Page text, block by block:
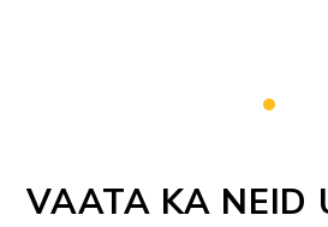
VAATA KA NEID